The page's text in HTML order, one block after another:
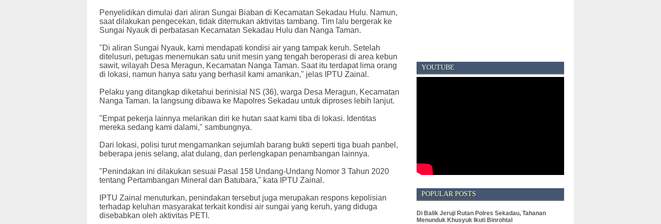
Penyelidikan dimulai dari aliran Sungai Biaban di Kecamatan Sekadau Hulu. Namun,
saat dilakukan pengecekan, tidak ditemukan aktivitas tambang. Tim lalu bergerak ke
Sungai Nyauk di perbatasan Kecamatan Sekadau Hulu dan Nanga Taman.
"Di aliran Sungai Nyauk, kami mendapati kondisi air yang tampak keruh. Setelah
ditelusuri, petugas menemukan satu unit mesin yang tengah beroperasi di area kebun
sawit, wilayah Desa Meragun, Kecamatan Nanga Taman. Saat itu terdapat lima orang
di lokasi, namun hanya satu yang berhasil kami amankan," jelas IPTU Zainal.
Pelaku yang ditangkap diketahui berinisial NS (36), warga Desa Meragun, Kecamatan
Nanga Taman. Ia langsung dibawa ke Mapolres Sekadau untuk diproses lebih lanjut.
"Empat pekerja lainnya melarikan diri ke hutan saat kami tiba di lokasi. Identitas
mereka sedang kami dalami," sambungnya.
Dari lokasi, polisi turut mengamankan sejumlah barang bukti seperti tiga buah panbel,
beberapa jenis selang, alat dulang, dan perlengkapan penambangan lainnya.
"Penindakan ini dilakukan sesuai Pasal 158 Undang-Undang Nomor 3 Tahun 2020
tentang Pertambangan Mineral dan Batubara," kata IPTU Zainal.
IPTU Zainal menuturkan, penindakan tersebut juga merupakan respons kepolisian
terhadap keluhan masyarakat terkait kondisi air sungai yang keruh, yang diduga
disebabkan oleh aktivitas PETI.
YOUTUBE
POPULAR POSTS
Di Balik Jeruji Rutan Polres Sekadau, Tahanan
Menunduk Khusyuk Ikuti Binrohtal